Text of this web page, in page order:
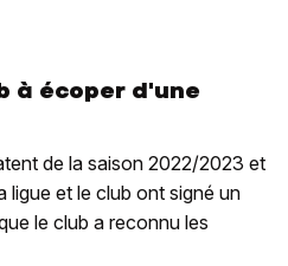
à écoper d'une
de la saison 2022/2023 et
ligue et le club ont signé un
le club a reconnu les